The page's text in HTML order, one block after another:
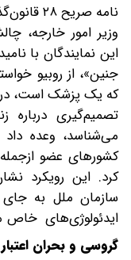
نامه
وزیر امور خارجه،
این نمایندگان با
جنین»، از روبیو
که یک پزشک است، در
تصمیم‌گیری درباره
می‌شناسد، وعده
کشورهای عضو
کرد. این رویکرد
سازمان ملل به
ایدئولوژی‌های خاص
گروسی و بحران اعتبار ۸۰‌ساله